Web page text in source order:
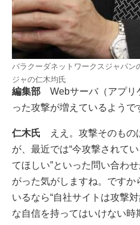
バラクーダネットワークスジャパン
ジャの仁木均氏
編集部 Webサーバ（アプリ
った攻撃が増えているようで
仁木氏 ええ。攻撃そのもの
が、最近では“今攻撃されて
てほしい”といった問い合わ
がった気がしますね。ですか
いるなら“自社サイトは攻撃
な自信を持ってはいけない時